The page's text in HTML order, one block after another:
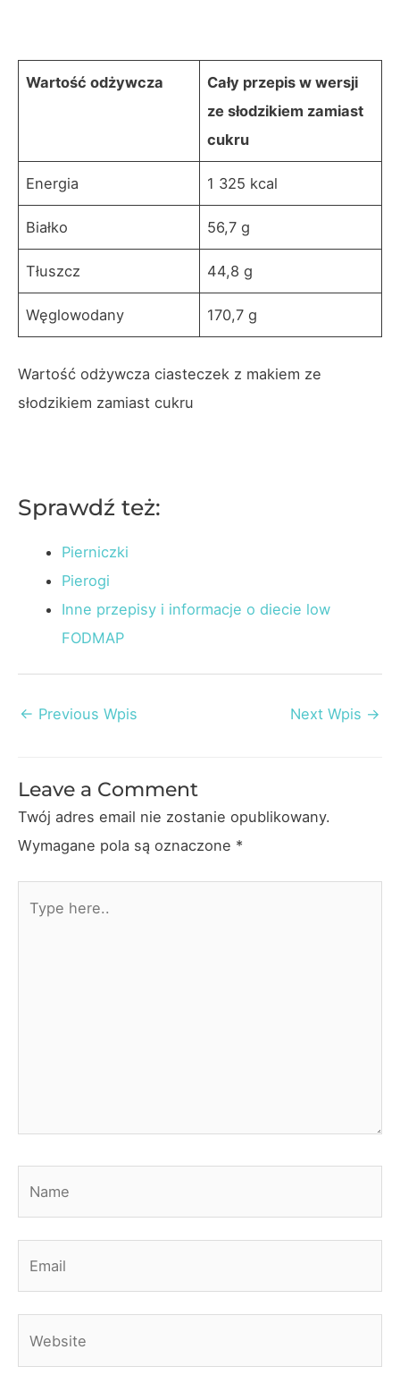
Wartość odżywcza
Cały przepis w wersji
ze słodzikiem zamiast
cukru
Energia 1 325 kcal
Białko 56,7 g
Tłuszcz 44,8 g
Węglowodany 170,7 g
Wartość odżywcza ciasteczek z makiem ze
słodzikiem zamiast cukru
Sprawdź też:
Pierniczki
Pierogi
Inne przepisy i informacje o diecie low
FODMAP
Post
← Previous Wpis Next Wpis →
Leave a Comment
Twój adres email nie zostanie opublikowany.
Wymagane pola są oznaczone *